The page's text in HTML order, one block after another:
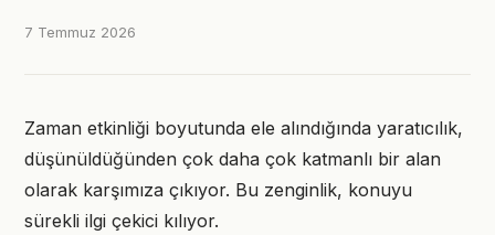
7 Temmuz 2026
Zaman etkinliği boyutunda ele alındığında yaratıcılık,
düşünüldüğünden çok daha çok katmanlı bir alan
olarak karşımıza çıkıyor. Bu zenginlik, konuyu
sürekli ilgi çekici kılıyor.